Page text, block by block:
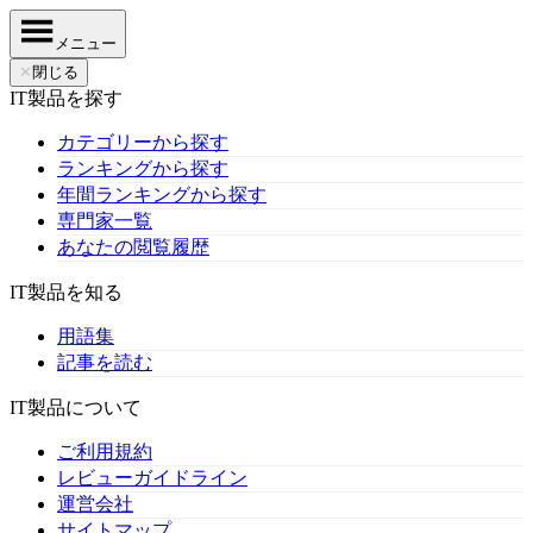
メニュー
✕ 閉じる
IT製品を探す
カテゴリーから探す
ランキングから探す
年間ランキングから探す
専門家一覧
あなたの閲覧履歴
IT製品を知る
用語集
記事を読む
IT製品について
ご利用規約
レビューガイドライン
運営会社